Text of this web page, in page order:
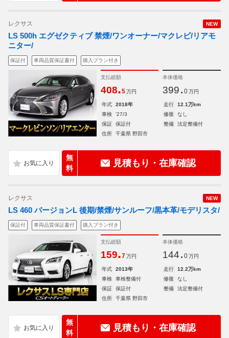
NEW
レクサス
LS 500h エグゼクティブ 禁煙/ワンオーナー/マクレビ/リアモ
ニター/
保証付 車両品質保証書付 購入プラン付き
支払総額
408.5 万円
本体価格
399. 0 万円
年式 2018年 走行
12.1万km
車検
'27/3 修復
なし
保証
保証付 整備
法定整備付
住所
千葉県 野田市
無
料
見積もり・在庫確認
NEW
レクサス
LS 460 バージョンL 後期/禁煙/サンルーフ/黒本革/モデリスタ/
保証付 車両品質保証書付 購入プラン付き
支払総額
159.7 万円
本体価格
144. 0 万円
年式 2013年 走行
12.2万km
車検
車検整備付 修復
なし
保証
保証付 整備
法定整備付
住所
千葉県 野田市
無
料
見積もり・在庫確認